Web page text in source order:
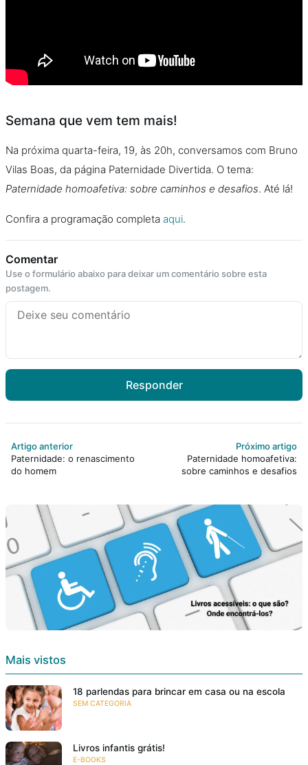
Semana que vem tem mais!
Na próxima quarta-feira, 19, às 20h, conversamos com Bruno
Vilas Boas, da página Paternidade Divertida. O tema:
Paternidade homoafetiva: sobre caminhos e desafios. Até lá!
Confira a programação completa aqui.
Comentar
Use o formulário abaixo para deixar um comentário sobre esta
postagem.
Responder
Artigo anterior
Paternidade: o renascimento
do homem
Próximo artigo
Paternidade homoafetiva:
sobre caminhos e desafios
Mais vistos
18 parlendas para brincar em casa ou na escola
SEM CATEGORIA
Livros infantis grátis!
E-BOOKS